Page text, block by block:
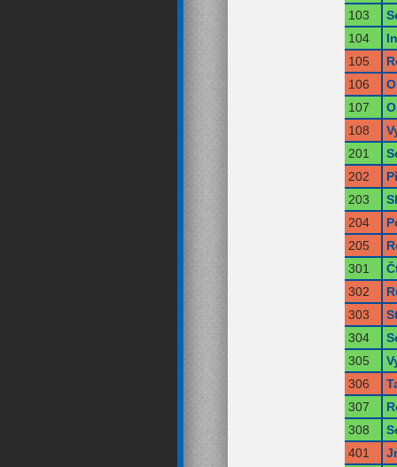
103
104
105
106
107
108
201
202
203
204
205
301
302
303
304
305
306
307
308
401